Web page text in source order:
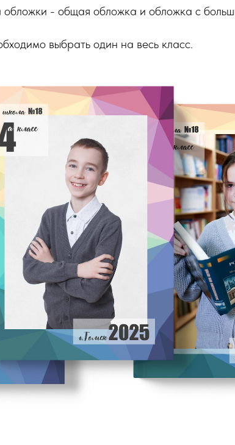
- общая обложка и обложка с
выбрать один на весь класс.